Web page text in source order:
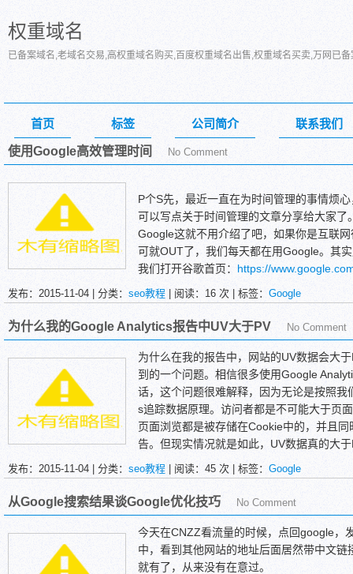
权重域名
已备案域名,老域名交易,高权重域名购买,百度权重域名出售,权重域名买卖,万网已
首页 标签 公司简介 联系我们
使用Google高效管理时间 No Comment
P个S先，最近一直在为时间管理的事情烦
可以写点关于时间管理的文章分享给大家
Google这就不用介绍了吧，如果你是互联
可就OUT了，我们每天都在用Google。其
我们打开谷歌首页： https://
发布：2015-11-04 | 分类： seo教程 | 阅读： 16 次 | 标签： Google
为什么我的Google Analytics报告中UV大于PV No Comment
为什么在我的报告中，网站的UV数据会大
到的一个问题。相信很多使用Google
话，这个问题很难解释，因为无论是按照
s追踪数据原理。访问者都是不可能大于页
页面浏览都是被存储在Cookie中的，并且
告。但现实情况就是如此，UV数据真的大
对于这个问题最常见的几种答案是这样的：
发布：2015-11-04 | 分类： seo教程 | 阅读： 45 次 | 标签： Google
从Google搜索结果谈Google优化技巧 No Comment
今天在CNZZ看流量的时候，点回google，
中，看到其他网站的地址后面居然带中文
就有了，从来没有在意过。